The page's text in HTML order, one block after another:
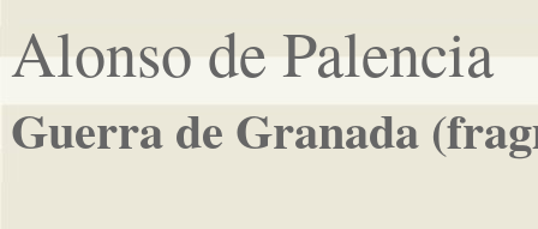
Alonso de Palencia
Guerra de Granada